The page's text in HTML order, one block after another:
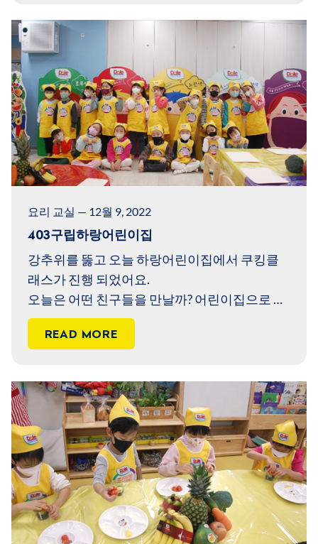
요?
요리 교실 — 12월 9, 2022
403구립하랑어린이집
강추위를 뚫고 오늘 하랑어린이집에서 쿠킹클
래스가 진행 되었어요.
오늘은 어떤 친구들을 만날까? 어린이집으로 들
어가 볼까요?
READ MORE